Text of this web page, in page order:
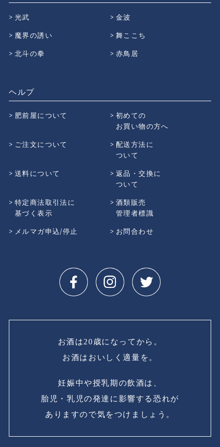
光武
金波
魔界の誘い
舞ここち
北斗の拳
赤鳥居
ヘルプ
肥前屋について
初めての
お買い物の方へ
ご注文について
配送方法に
ついて
送料について
返品・交換に
ついて
特定商法取引法に
基づく表示
酒類販売
管理者標識
メルマガ申込/停止
お問合わせ
お酒は20歳になってから。
お酒はおいしく適量を。
妊娠中や授乳期の飲酒は、
胎児・乳児の発達に影響する恐れが
ありますので気をつけましょう。